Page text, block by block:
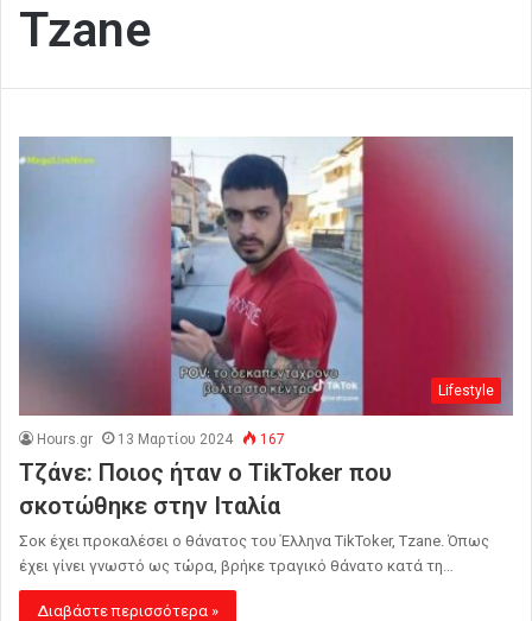
Tzane
Lifestyle
Hours.gr 13 Μαρτίου 2024 167
Τζάνε: Ποιος ήταν ο TikToker που
σκοτώθηκε στην Ιταλία
Σοκ έχει προκαλέσει ο θάνατος του Έλληνα TikToker, Tzane. Όπως
έχει γίνει γνωστό ως τώρα, βρήκε τραγικό θάνατο κατά τη…
Διαβάστε περισσότερα »